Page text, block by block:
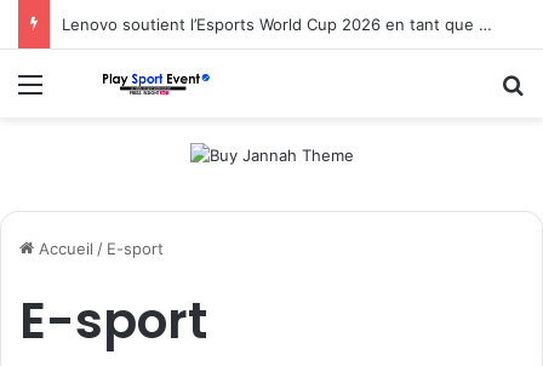
Lenovo soutient l’Esports World Cup 2026 en tant que partenaire fondateur
Menu
Accueil / E-sport
E-sport